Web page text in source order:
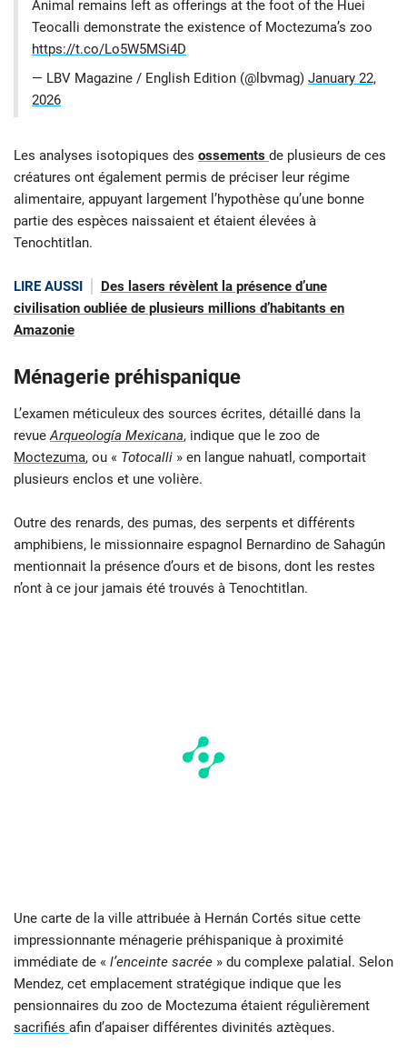
Animal remains left as offerings at the foot of the Huei
Teocalli demonstrate the existence of Moctezuma’s zoo
https://t.co/Lo5W5MSi4D
— LBV Magazine / English Edition (@lbvmag) January 22,
2026
Les analyses isotopiques des ossements de plusieurs de ces
créatures ont également permis de préciser leur régime
alimentaire, appuyant largement l’hypothèse qu’une bonne
partie des espèces naissaient et étaient élevées à
Tenochtitlan.
LIRE AUSSI
Des lasers révèlent la présence d’une
civilisation oubliée de plusieurs millions d’habitants en
Amazonie
Ménagerie préhispanique
L’examen méticuleux des sources écrites, détaillé dans la
revueArqueología Mexicana, indique que le zoo de
Moctezuma, ou « Totocalli » en langue nahuatl, comportait
plusieurs enclos et une volière.
Outre des renards, des pumas, des serpents et différents
amphibiens, le missionnaire espagnol Bernardino de Sahagún
mentionnait la présence d’ours et de bisons, dont les restes
n’ont à ce jour jamais été trouvés à Tenochtitlan.
Une carte de la ville attribuée à Hernán Cortés situe cette
impressionnante ménagerie préhispanique à proximité
immédiate de « l’enceinte sacrée » du complexe palatial. Selon
Mendez, cet emplacement stratégique indique que les
pensionnaires du zoo de Moctezuma étaient régulièrement
sacrifiés afin d’apaiser différentes divinités aztèques.